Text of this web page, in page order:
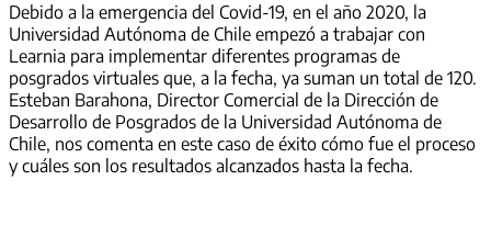
Debido a la emergencia del Covid-19, en el año 2020, la
Universidad Autónoma de Chile empezó a trabajar con
Learnia para implementar diferentes programas de
posgrados virtuales que, a la fecha, ya suman un total de 120.
Esteban Barahona, Director Comercial de la Dirección de
Desarrollo de Posgrados de la Universidad Autónoma de
Chile, nos comenta en este caso de éxito cómo fue el proceso
y cuáles son los resultados alcanzados hasta la fecha.